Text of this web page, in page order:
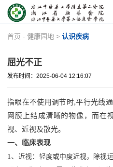
首页 - 健康园地 > 认识疾病
屈光不正
发布时间：2025-06-04 12:16:07
指眼在不使用调节时,平行光线
网膜上结成清晰的物像，而在
视、近视及散光。
一、临床表现
1、近视：轻度或中度近视，除视